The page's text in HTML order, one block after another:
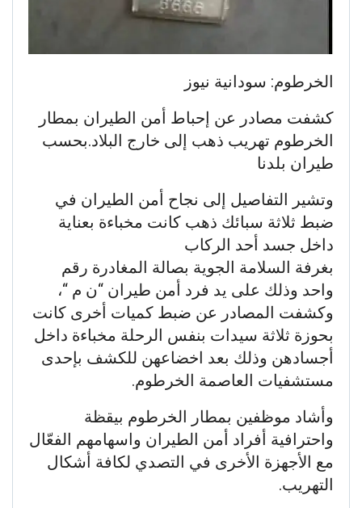
الخرطوم: سودانية نيوز
كشفت مصادر عن إحباط أمن الطيران بمطار
الخرطوم تهريب ذهب إلى خارج البلاد.بحسب
طيران بلدنا
وتشير التفاصيل إلى نجاح أمن الطيران في
ضبط ثلاثة سبائك ذهب كانت مخباءة بعناية
داخل جسد أحد الركاب
بغرفة السلامة الجوية بصالة المغادرة رقم
واحد وذلك على يد فرد أمن طيران “ن م “،
وكشفت المصادر عن ضبط كميات أخرى كانت
بحوزة ثلاثة سيدات بنفس الرحلة مخباءة داخل
أجسادهن وذلك بعد اخضاعهن للكشف بإحدى
مستشفيات العاصمة الخرطوم.
وأشاد موظفين بمطار الخرطوم بيقظة
واحترافية أفراد أمن الطيران واسهامهم الفعّال
مع الأجهزة الأخرى في التصدي لكافة أشكال
التهريب.